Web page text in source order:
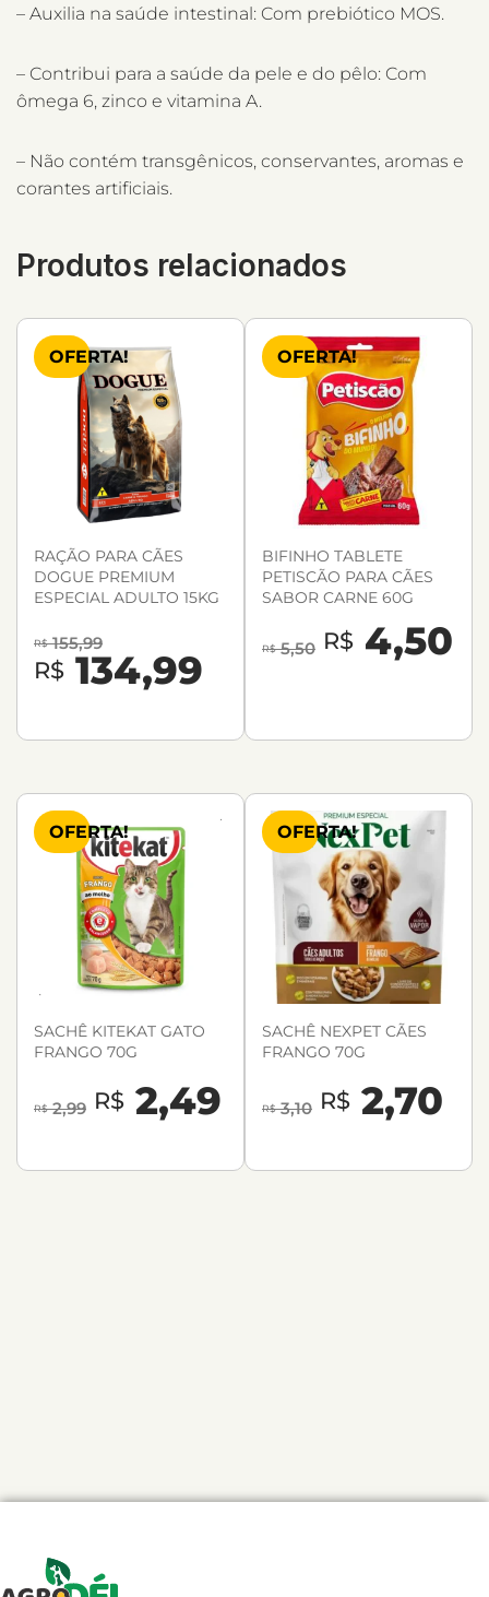
– Auxilia na saúde intestinal: Com prebiótico MOS.
– Contribui para a saúde da pele e do pêlo: Com
ômega 6, zinco e vitamina A.
– Não contém transgênicos, conservantes, aromas e
corantes artificiais.
Produtos relacionados
OFERTA!
RAÇÃO PARA CÃES
DOGUE PREMIUM
ESPECIAL ADULTO 15KG
R$155,99
R$ 134,99
OFERTA!
BIFINHO TABLETE
PETISCÃO PARA CÃES
SABOR CARNE 60G
R$5,50 R$ 4,50
OFERTA!
SACHÊ KITEKAT GATO
FRANGO 70G
R$2,99 R$ 2,49
OFERTA!
SACHÊ NEXPET CÃES
FRANGO 70G
R$3,10 R$ 2,70